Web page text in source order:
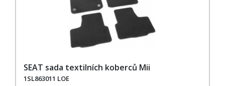
SEAT sada textilních koberců Mii
1SL863011 LOE